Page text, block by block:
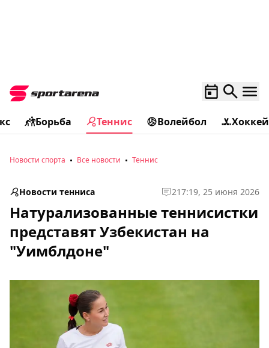
Борьба Теннис Волейбол Хоккей
Новости спорта Все новости Теннис
Новости тенниса 217:19, 25 июня 2026
Натурализованные теннисистки
представят Узбекистан на
"Уимблдоне"